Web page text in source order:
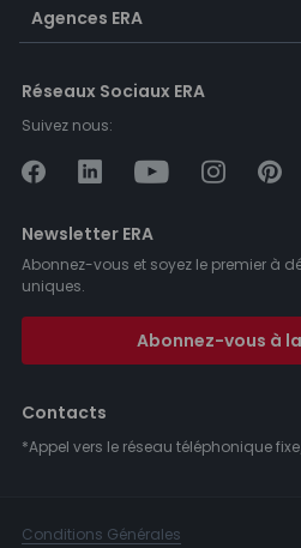
Agences ERA
Réseaux Sociaux ERA
Suivez nous:
Newsletter ERA
Abonnez-vous et soyez le premier à
uniques.
Abonnez-vous à
Contacts
*Appel vers le réseau téléphonique
Conditions Générales